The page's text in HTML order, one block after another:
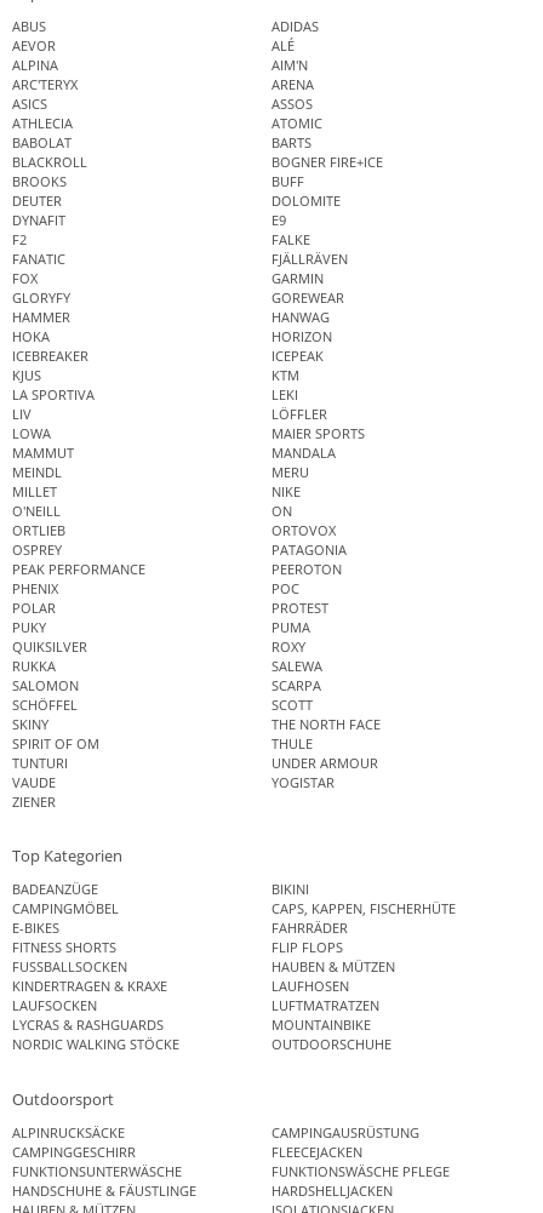
ABUS
ADIDAS
AEVOR
ALÉ
ALPINA
AIM'N
ARC'TERYX
ARENA
ASICS
ASSOS
ATHLECIA
ATOMIC
BABOLAT
BARTS
BLACKROLL
BOGNER FIRE+ICE
BROOKS
BUFF
DEUTER
DOLOMITE
DYNAFIT
E9
F2
FALKE
FANATIC
FJÄLLRÄVEN
FOX
GARMIN
GLORYFY
GOREWEAR
HAMMER
HANWAG
HOKA
HORIZON
ICEBREAKER
ICEPEAK
KJUS
KTM
LA SPORTIVA
LEKI
LIV
LÖFFLER
LOWA
MAIER SPORTS
MAMMUT
MANDALA
MEINDL
MERU
MILLET
NIKE
O'NEILL
ON
ORTLIEB
ORTOVOX
OSPREY
PATAGONIA
PEAK PERFORMANCE
PEEROTON
PHENIX
POC
POLAR
PROTEST
PUKY
PUMA
QUIKSILVER
ROXY
RUKKA
SALEWA
SALOMON
SCARPA
SCHÖFFEL
SCOTT
SKINY
THE NORTH FACE
SPIRIT OF OM
THULE
TUNTURI
UNDER ARMOUR
VAUDE
YOGISTAR
ZIENER
Top Kategorien
BADEANZÜGE
BIKINI
CAMPINGMÖBEL
CAPS, KAPPEN, FISCHERHÜTE
E-BIKES
FAHRRÄDER
FITNESS SHORTS
FLIP FLOPS
FUSSBALLSOCKEN
HAUBEN & MÜTZEN
KINDERTRAGEN & KRAXE
LAUFHOSEN
LAUFSOCKEN
LUFTMATRATZEN
LYCRAS & RASHGUARDS
MOUNTAINBIKE
NORDIC WALKING STÖCKE
OUTDOORSCHUHE
Outdoorsport
ALPINRUCKSÄCKE
CAMPINGAUSRÜSTUNG
CAMPINGGESCHIRR
FLEECEJACKEN
FUNKTIONSUNTERWÄSCHE
FUNKTIONSWÄSCHE PFLEGE
HANDSCHUHE & FÄUSTLINGE
HARDSHELLJACKEN